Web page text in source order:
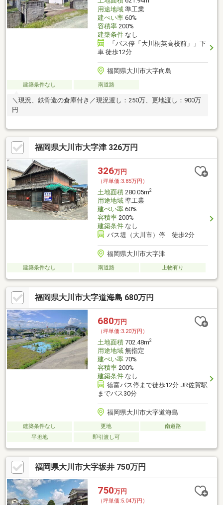
用途地域準工業
建ぺい率60%
容積率200%
建築条件なし
-「バス停「大川桐英高校前」」下
車 徒歩12分
福岡県大川市大字向島
建築条件なし 南道路
＼現況、鉄骨造の倉庫付き／現況渡し：250万、更地渡し：900万
円
福岡県大川市大字津 326万円
326万円
（坪単価:3.85万円）
土地面積280.05m2
用途地域準工業
建ぺい率60%
容積率200%
建築条件なし
バス堤（大川市）停 徒歩2分
福岡県大川市大字津
建築条件なし 南道路 上物有り
福岡県大川市大字道海島 680万円
680万円
（坪単価:3.20万円）
土地面積702.48m2
用途地域無指定
建ぺい率70%
容積率200%
建築条件なし
徳富バス停まで徒歩12分 JR佐賀駅
までバス30分
福岡県大川市大字道海島
建築条件なし 更地
南道路
平坦地
即引渡し可
福岡県大川市大字坂井 750万円
750万円
（坪単価:5.04万円）